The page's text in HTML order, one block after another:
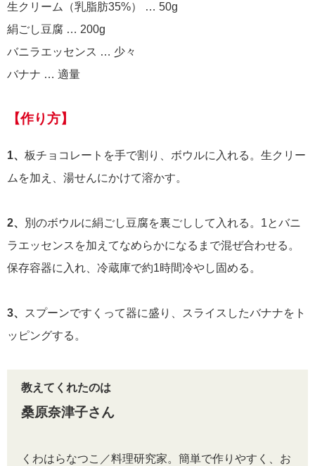
生クリーム（乳脂肪35%） … 50g
絹ごし豆腐 … 200g
バニラエッセンス … 少々
バナナ … 適量
【作り方】
1、 板チョコレートを手で割り、ボウルに入れる。生クリー
ムを加え、湯せんにかけて溶かす。
2、
別のボウルに絹ごし豆腐を裏ごしして入れる。1とバニ
ラエッセンスを加えてなめらかになるまで混ぜ合わせる。
保存容器に入れ、冷蔵庫で約1時間冷やし固める。
3、
スプーンですくって器に盛り、スライスしたバナナをト
ッピングする。
教えてくれたのは
桑原奈津子さん
くわはらなつこ／料理研究家。簡単で作りやすく、お